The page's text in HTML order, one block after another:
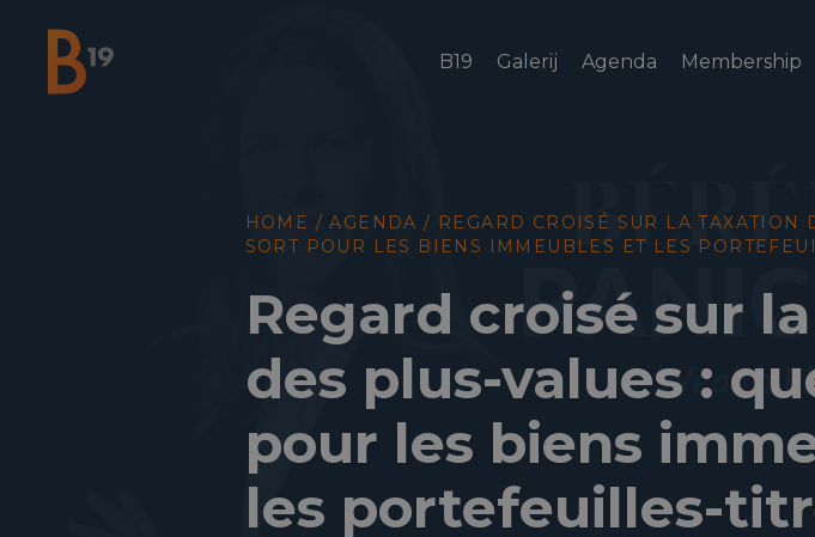
National Business Club & Networking
B19 Galerij Agenda Membership
HOME /AGENDA / REGARD CROISÉ SUR LA TAXATION
SORT POUR LES BIENS IMMEUBLES ET LES
Regard croisé sur
des plus-values :
pour les biens
les portefeuilles-